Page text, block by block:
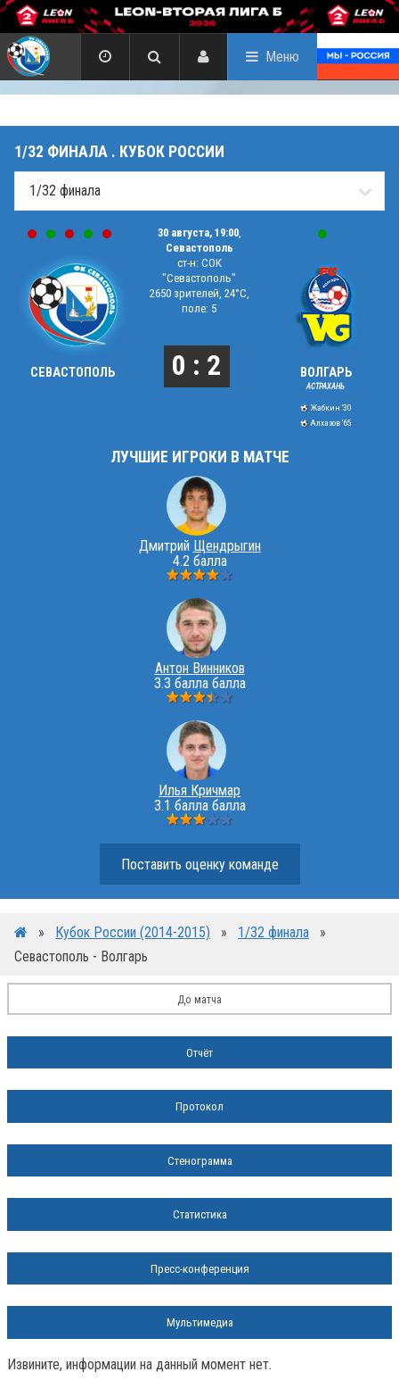
Меню
1/32 ФИНАЛА . КУБОК РОССИИ
СЕВАСТОПОЛЬ
30 августа, 19:00,
Севастополь
ст-н: СОК
"Севастополь"
2650 зрителей, 24°C,
поле: 5
0 : 2 ВОЛГАРЬ
АСТРАХАНЬ
Жабкин '30
Алхазов '65
ЛУЧШИЕ ИГРОКИ В МАТЧЕ
Дмитрий Щендрыгин
4.2 балла
Антон Винников
3.3 балла балла
Илья Кричмар
3.1 балла балла
Поставить оценку команде
» Кубок России (2014-2015) » 1/32 финала
»
Севастополь - Волгарь
До матча
Отчёт
Протокол
Стенограмма
Статистика
Пресс-конференция
Мультимедиа
Извините, информации на данный момент нет.